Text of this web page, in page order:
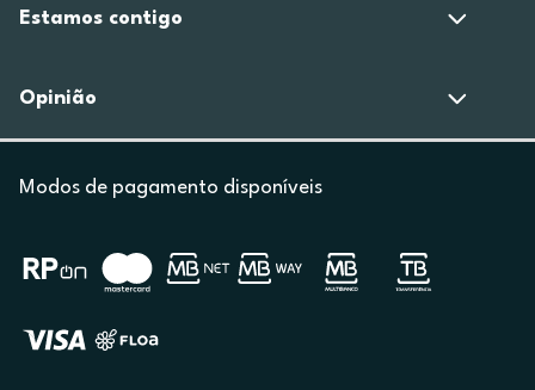
Estamos contigo
Opinião
Modos de pagamento disponíveis